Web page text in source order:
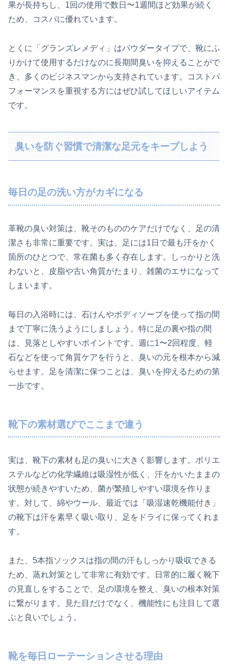
果が長持ちし、1回の使用で数日〜1週間ほど効果が続く
ため、コスパに優れています。
とくに「グランズレメディ」はパウダータイプで、靴にふ
りかけて使用するだけなのに長期間臭いを抑えることがで
き、多くのビジネスマンから支持されています。コストパ
フォーマンスを重視する方にはぜひ試してほしいアイテム
です。
臭いを防ぐ習慣で清潔な足元をキープしよう
毎日の足の洗い方がカギになる
革靴の臭い対策は、靴そのもののケアだけでなく、足の清
潔さも非常に重要です。実は、足には1日で最も汗をかく
箇所のひとつで、常在菌も多く存在します。しっかりと洗
わないと、皮脂や古い角質がたまり、雑菌のエサになって
しまいます。
毎日の入浴時には、石けんやボディソープを使って指の間
まで丁寧に洗うようにしましょう。特に足の裏や指の間
は、見落としやすいポイントです。週に1〜2回程度、軽
石などを使って角質ケアを行うと、臭いの元を根本から減
らせます。足を清潔に保つことは、臭いを抑えるための第
一歩です。
靴下の素材選びでここまで違う
実は、靴下の素材も足の臭いに大きく影響します。ポリエ
ステルなどの化学繊維は吸湿性が低く、汗をかいたままの
状態が続きやすいため、菌が繁殖しやすい環境を作りま
す。対して、綿やウール、最近では「吸湿速乾機能付き」
の靴下は汗を素早く吸い取り、足をドライに保ってくれま
す。
また、5本指ソックスは指の間の汗もしっかり吸収できる
ため、蒸れ対策として非常に有効です。日常的に履く靴下
の見直しをすることで、足の環境を整え、臭いの根本対策
に繋がります。見た目だけでなく、機能性にも注目して選
ぶと良いでしょう。
靴を毎日ローテーションさせる理由